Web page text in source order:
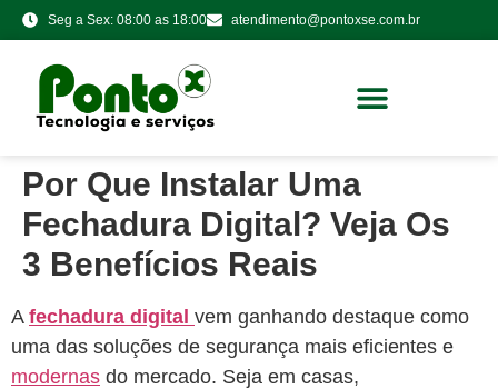
Seg a Sex: 08:00 as 18:00 atendimento@pontoxse.com.br
Por Que Instalar Uma
Fechadura Digital? Veja Os
3 Benefícios Reais
A fechadura digital vem ganhando destaque como
uma das soluções de segurança mais eficientes e
modernas do mercado. Seja em casas,